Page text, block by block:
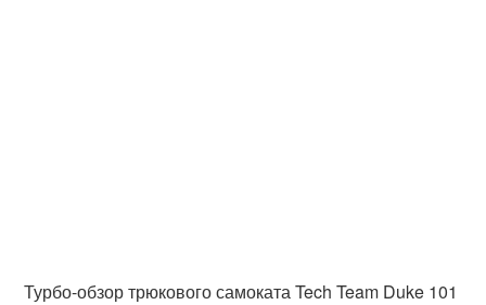
Турбо-обзор трюкового самоката Tech Team Duke 101